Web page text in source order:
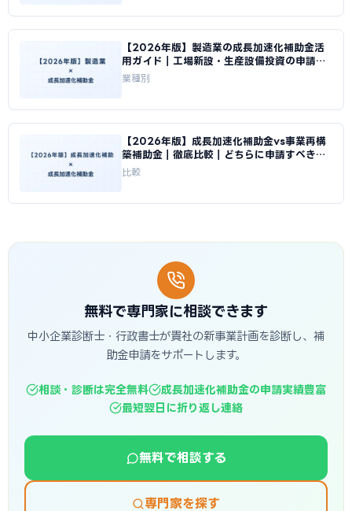
【2026年版】製造業の成長加速化補助金活
用ガイド｜工場新設・生産設備投資の申請戦
略｜成長加速化補助金ナビ
業種別
【2026年版】成長加速化補助金vs事業再構
築補助金｜徹底比較｜どちらに申請すべきか
｜成長加速化補助金ナビ
比較
無料で専門家に相談できます
中小企業診断士・行政書士が貴社の新事業計画を診断し、補
助金申請をサポートします。
相談・診断は完全無料
成長加速化補助金の申請実績豊富
最短翌日に折り返し連絡
無料で相談する
専門家を探す